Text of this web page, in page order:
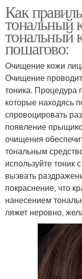
Как
тональный
тональный
пошагово:
Очищение кожи
Очищение
тоника. Процедура
которые находясь
спровоцировать
появление
очищения
тональным
используйте
вызвать
покраснение, что
нанесением
ляжет неровно,